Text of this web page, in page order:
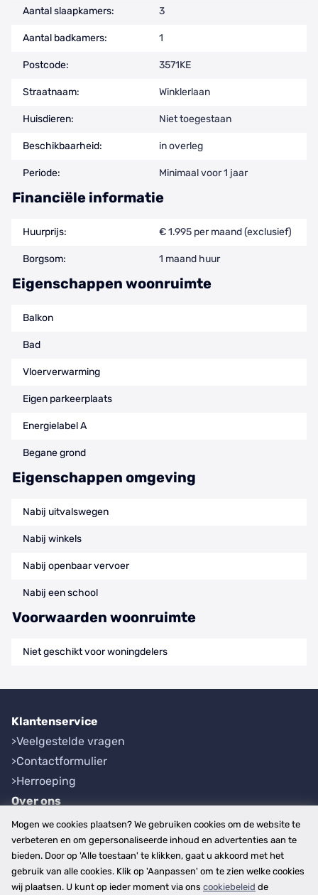
Aantal slaapkamers: 3
Aantal badkamers: 1
Postcode: 3571KE
Straatnaam: Winklerlaan
Huisdieren: Niet toegestaan
Beschikbaarheid: in overleg
Periode: Minimaal voor 1 jaar
Financiële informatie
Huurprijs: € 1.995 per maand (exclusief)
Borgsom: 1 maand huur
Eigenschappen woonruimte
Balkon
Bad
Vloerverwarming
Eigen parkeerplaats
Energielabel A
Begane grond
Eigenschappen omgeving
Nabij uitvalswegen
Nabij winkels
Nabij openbaar vervoer
Nabij een school
Voorwaarden woonruimte
Niet geschikt voor woningdelers
Klantenservice
Veelgestelde vragen
Contactformulier
Herroeping
Over ons
Bedrijfsgegevens
Werkwijze
Overzichten
Plaatsen
Mogen we cookies plaatsen? We gebruiken cookies om de website te
verbeteren en om gepersonaliseerde inhoud en advertenties aan te
bieden. Door op 'Alle toestaan' te klikken, gaat u akkoord met het
gebruik van alle cookies. Klik op 'Aanpassen' om te zien welke cookies
wij plaatsen. U kunt op ieder moment via ons cookiebeleid de